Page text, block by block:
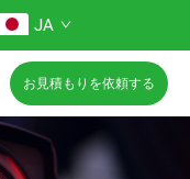
JA
お見積もりを依頼する